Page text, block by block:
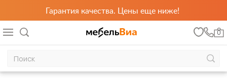
Гарантия качества. Цены еще ниже!
0